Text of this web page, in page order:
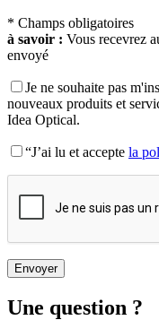
* Champs obligatoires
à savoir : Vous recevrez
envoyé
Je ne souhaite pas
nouveaux produits et
Idea Optical.
“J’ai lu et accepte la
Une question ?